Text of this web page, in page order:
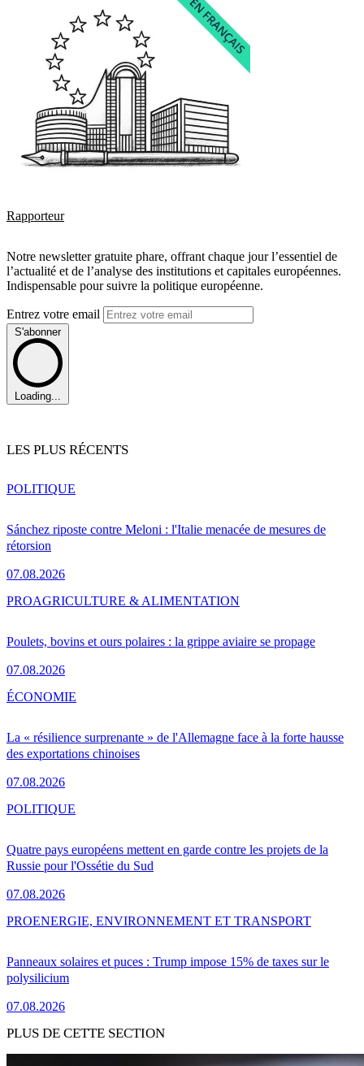
Rapporteur
Notre newsletter gratuite phare, offrant chaque jour l’essentiel de
l’actualité et de l’analyse des institutions et capitales européennes.
Indispensable pour suivre la politique européenne.
Entrez votre email
S'abonner
Loading...
LES PLUS RÉCENTS
Sánchez riposte contre Meloni : l'Italie menacée de mesures de
rétorsion
07.08.2026
POLITIQUE
Poulets, bovins et ours polaires : la grippe aviaire se propage
07.08.2026
PROAGRICULTURE & ALIMENTATION
La « résilience surprenante » de l'Allemagne face à la forte hausse
des exportations chinoises
07.08.2026
ÉCONOMIE
Quatre pays européens mettent en garde contre les projets de la
Russie pour l'Ossétie du Sud
07.08.2026
POLITIQUE
Panneaux solaires et puces : Trump impose 15% de taxes sur le
polysilicium
07.08.2026
PROENERGIE, ENVIRONNEMENT ET TRANSPORT
PLUS DE CETTE SECTION